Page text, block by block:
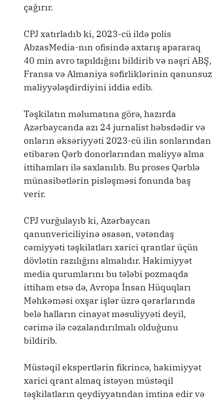
çağırır.
CPJ xatırladıb ki, 2023-cü ildə polis
AbzasMedia-nın ofisində axtarış apararaq
40 min avro tapıldığını bildirib və nəşri ABŞ,
Fransa və Almaniya səfirliklərinin qanunsuz
maliyyələşdirdiyini iddia edib.
Təşkilatın məlumatına görə, hazırda
Azərbaycanda azı 24 jurnalist həbsdədir və
onların əksəriyyəti 2023-cü ilin sonlarından
etibarən Qərb donorlarından maliyyə alma
ittihamları ilə saxlanılıb. Bu proses Qərblə
münasibətlərin pisləşməsi fonunda baş
verir.
CPJ vurğulayıb ki, Azərbaycan
qanunvericiliyinə əsasən, vətəndaş
cəmiyyəti təşkilatları xarici qrantlar üçün
dövlətin razılığını almalıdır. Hakimiyyət
media qurumlarını bu tələbi pozmaqda
ittiham etsə də, Avropa İnsan Hüquqları
Məhkəməsi oxşar işlər üzrə qərarlarında
belə halların cinayət məsuliyyəti deyil,
cərimə ilə cəzalandırılmalı olduğunu
bildirib.
Müstəqil ekspertlərin fikrincə, hakimiyyət
xarici qrant almaq istəyən müstəqil
təşkilatların qeydiyyatından imtina edir və